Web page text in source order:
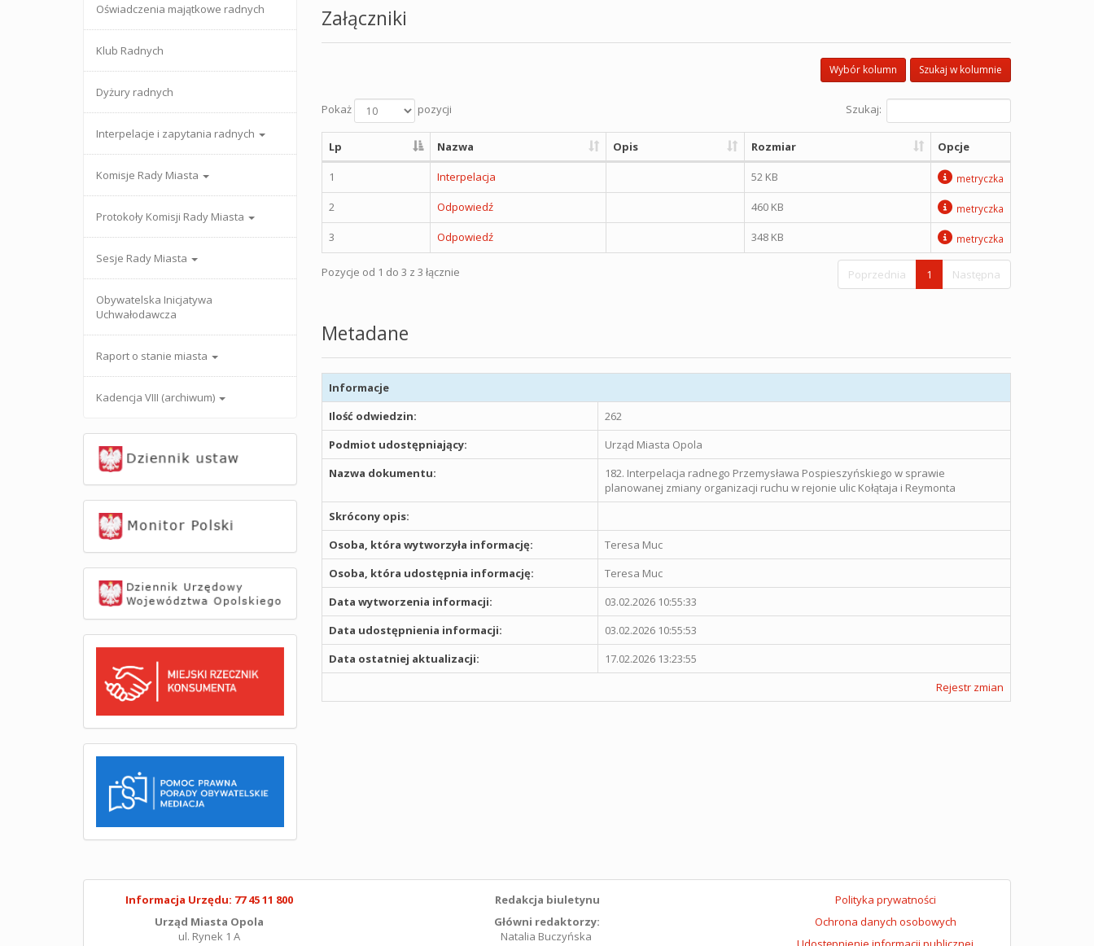
Oświadczenia majątkowe radnych
Klub Radnych
Dyżury radnych
Interpelacje i zapytania radnych
Komisje Rady Miasta
Protokoły Komisji Rady Miasta
Sesje Rady Miasta
Obywatelska Inicjatywa
Uchwałodawcza
Raport o stanie miasta
Kadencja VIII (archiwum)
Załączniki
Szukaj w kolumnie
Wybór kolumn
Pokaż pozycji Szukaj:
Lp Nazwa Opis Rozmiar Opcje
1 Interpelacja 52 KB metryczka
2 Odpowiedź 460 KB metryczka
3 Odpowiedź 348 KB metryczka
Pozycje od 1 do 3 z 3 łącznie Poprzednia 1 Następna
Metadane
Informacje
Ilość odwiedzin:
262
Podmiot udostępniający:
Urząd Miasta Opola
Nazwa dokumentu:
182. Interpelacja radnego Przemysława Pospieszyńskiego w sprawie
planowanej zmiany organizacji ruchu w rejonie ulic Kołątaja i Reymonta
Skrócony opis:
Osoba, która wytworzyła informację:
Teresa Muc
Osoba, która udostępnia informację:
Teresa Muc
Data wytworzenia informacji:
03.02.2026 10:55:33
Data udostępnienia informacji:
03.02.2026 10:55:53
Data ostatniej aktualizacji:
17.02.2026 13:23:55
Rejestr zmian
Informacja Urzędu: 77 45 11 800
Urząd Miasta Opola
ul. Rynek 1 A
Redakcja biuletynu
Główni redaktorzy:
Natalia Buczyńska
Polityka prywatności
Ochrona danych osobowych